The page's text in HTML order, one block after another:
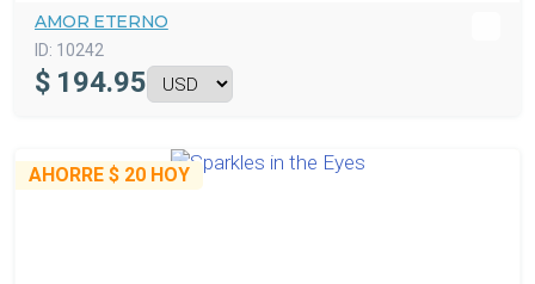
AMOR ETERNO
ID: 10242
$ 194.95
AHORRE $ 20 HOY